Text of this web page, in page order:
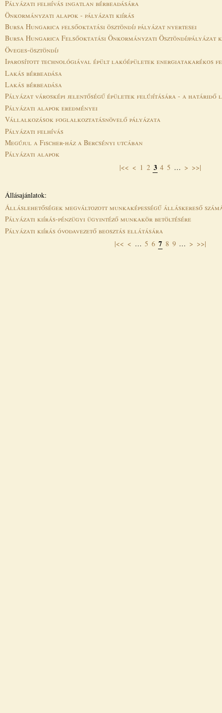
Pályázati felhívás ingatlan bérbeadására
Önkormányzati alapok - pályázati kiírás
Bursa Hungarica felsőoktatási ösztöndíj pályázat nyertesei
Bursa Hungarica Felsőoktatási Önkormányzati Ösztöndíjpályázat
Öveges-ösztöndíj
Iparosított technológiával épült lakóépületek energiatakarékos
Lakás bérbeadása
Lakás bérbeadása
Pályázat városképi jelentőségű épületek felújítására - a határidő
Pályázati alapok eredményei
Vállalkozások foglalkoztatásnövelő pályázata
Pályázati felhívás
Megújul a Fischer-ház a Bercsényi utcában
Pályázati alapok
|<< < 1 2 3 4 5 … > >>|
Állásajánlatok:
Álláslehetőségek megváltozott munkaképességű álláskereső
Pályázati kiírás-pénzügyi ügyintéző munkakör betöltésére
Pályázati kiírás óvodavezető beosztás ellátására
|<< < … 5 6 7 8 9 … > >>|